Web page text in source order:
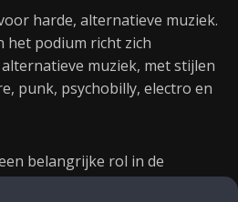
harde, alternatieve muziek.
het podium richt zich
muziek, met stijlen
punk, psychobilly, electro en
belangrijke rol in de